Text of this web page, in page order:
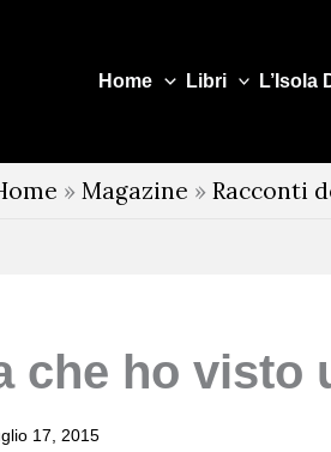
Home Libri L’Isola
» Magazine » Racconti
che ho visto
17, 2015